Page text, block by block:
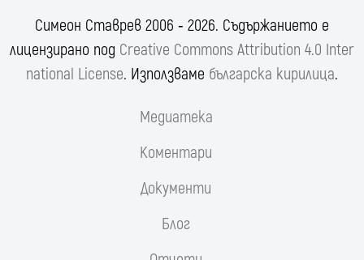
Симеон Ставрев 2006 ‐ 2026. Съдържанието е
лицензирано под Creative Commons Attribution 4.0 Inter
national License. Използваме българска кирилица.
Медиатека
Коментари
Документи
Блог